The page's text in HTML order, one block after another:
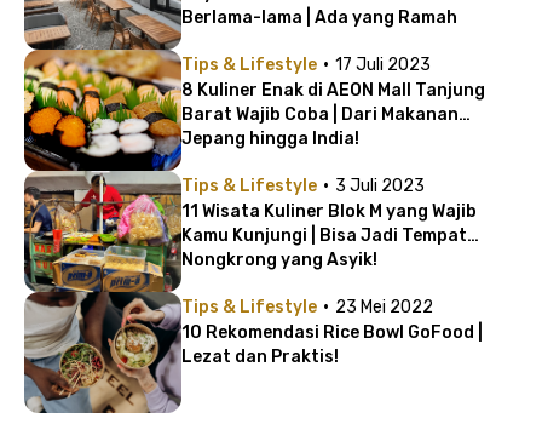
Berlama-lama | Ada yang Ramah
Tips & Lifestyle · 17 Juli 2023
8 Kuliner Enak di AEON Mall Tanjung
Barat Wajib Coba | Dari Makanan
Jepang hingga India!
Tips & Lifestyle · 3 Juli 2023
11 Wisata Kuliner Blok M yang Wajib
Kamu Kunjungi | Bisa Jadi Tempat
Nongkrong yang Asyik!
Tips & Lifestyle · 23 Mei 2022
10 Rekomendasi Rice Bowl GoFood |
Lezat dan Praktis!